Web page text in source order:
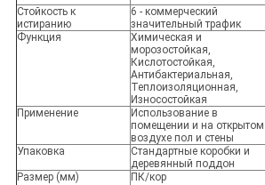
Стойкость к
истиранию
6 - коммерческий
значительный трафик
Функция
Химическая и
морозостойкая,
Кислотостойкая,
Антибактериальная,
Теплоизоляционная,
Износостойкая
Применение
Использование в
помещении и на открытом
воздухе пол и стены
Упаковка
Стандартные коробки и
деревянный поддон
Размер (мм)
ПК/кор